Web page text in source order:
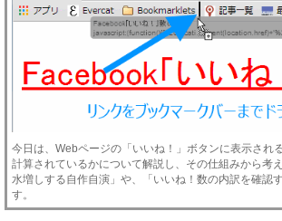
今日は、Webページの「いいね！」ボタンに表示され
計算されているかについて解説し、その仕組みから考
水増しする自作自演」や、「いいね！数の内訳を確認
す。